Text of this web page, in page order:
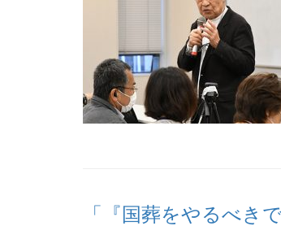
「『国葬をやるべき